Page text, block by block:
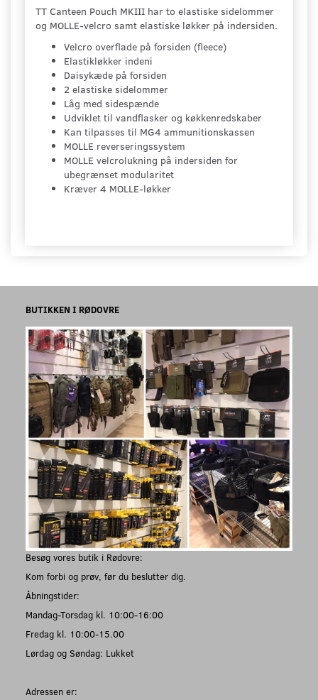
TT Canteen Pouch MKIII har to elastiske sidelommer
og MOLLE-velcro samt elastiske løkker på indersiden.
Velcro overflade på forsiden (fleece)
Elastikløkker indeni
Daisykæde på forsiden
2 elastiske sidelommer
Låg med sidespænde
Udviklet til vandflasker og køkkenredskaber
Kan tilpasses til MG4 ammunitionskassen
MOLLE reverseringssystem
MOLLE velcrolukning på indersiden for
ubegrænset modularitet
Kræver 4 MOLLE-løkker
BUTIKKEN I RØDOVRE
Besøg vores butik i Rødovre:
Kom forbi og prøv, før du beslutter dig.
Åbningstider:
Mandag-Torsdag kl. 10:00-16:00
Fredag kl. 10:00-15.00
Lørdag og Søndag: Lukket
Adressen er: